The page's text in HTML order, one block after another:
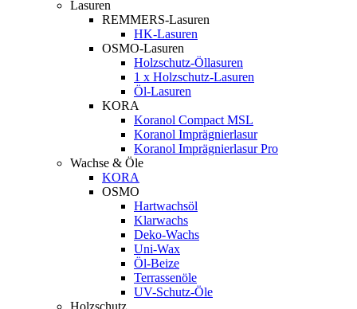
Lasuren
REMMERS-Lasuren
HK-Lasuren
OSMO-Lasuren
Holzschutz-Öllasuren
1 x Holzschutz-Lasuren
Öl-Lasuren
KORA
Koranol Compact MSL
Koranol Imprägnierlasur
Koranol Imprägnierlasur Pro
Wachse & Öle
KORA
OSMO
Hartwachsöl
Klarwachs
Deko-Wachs
Uni-Wax
Öl-Beize
Terrassenöle
UV-Schutz-Öle
Holzschutz